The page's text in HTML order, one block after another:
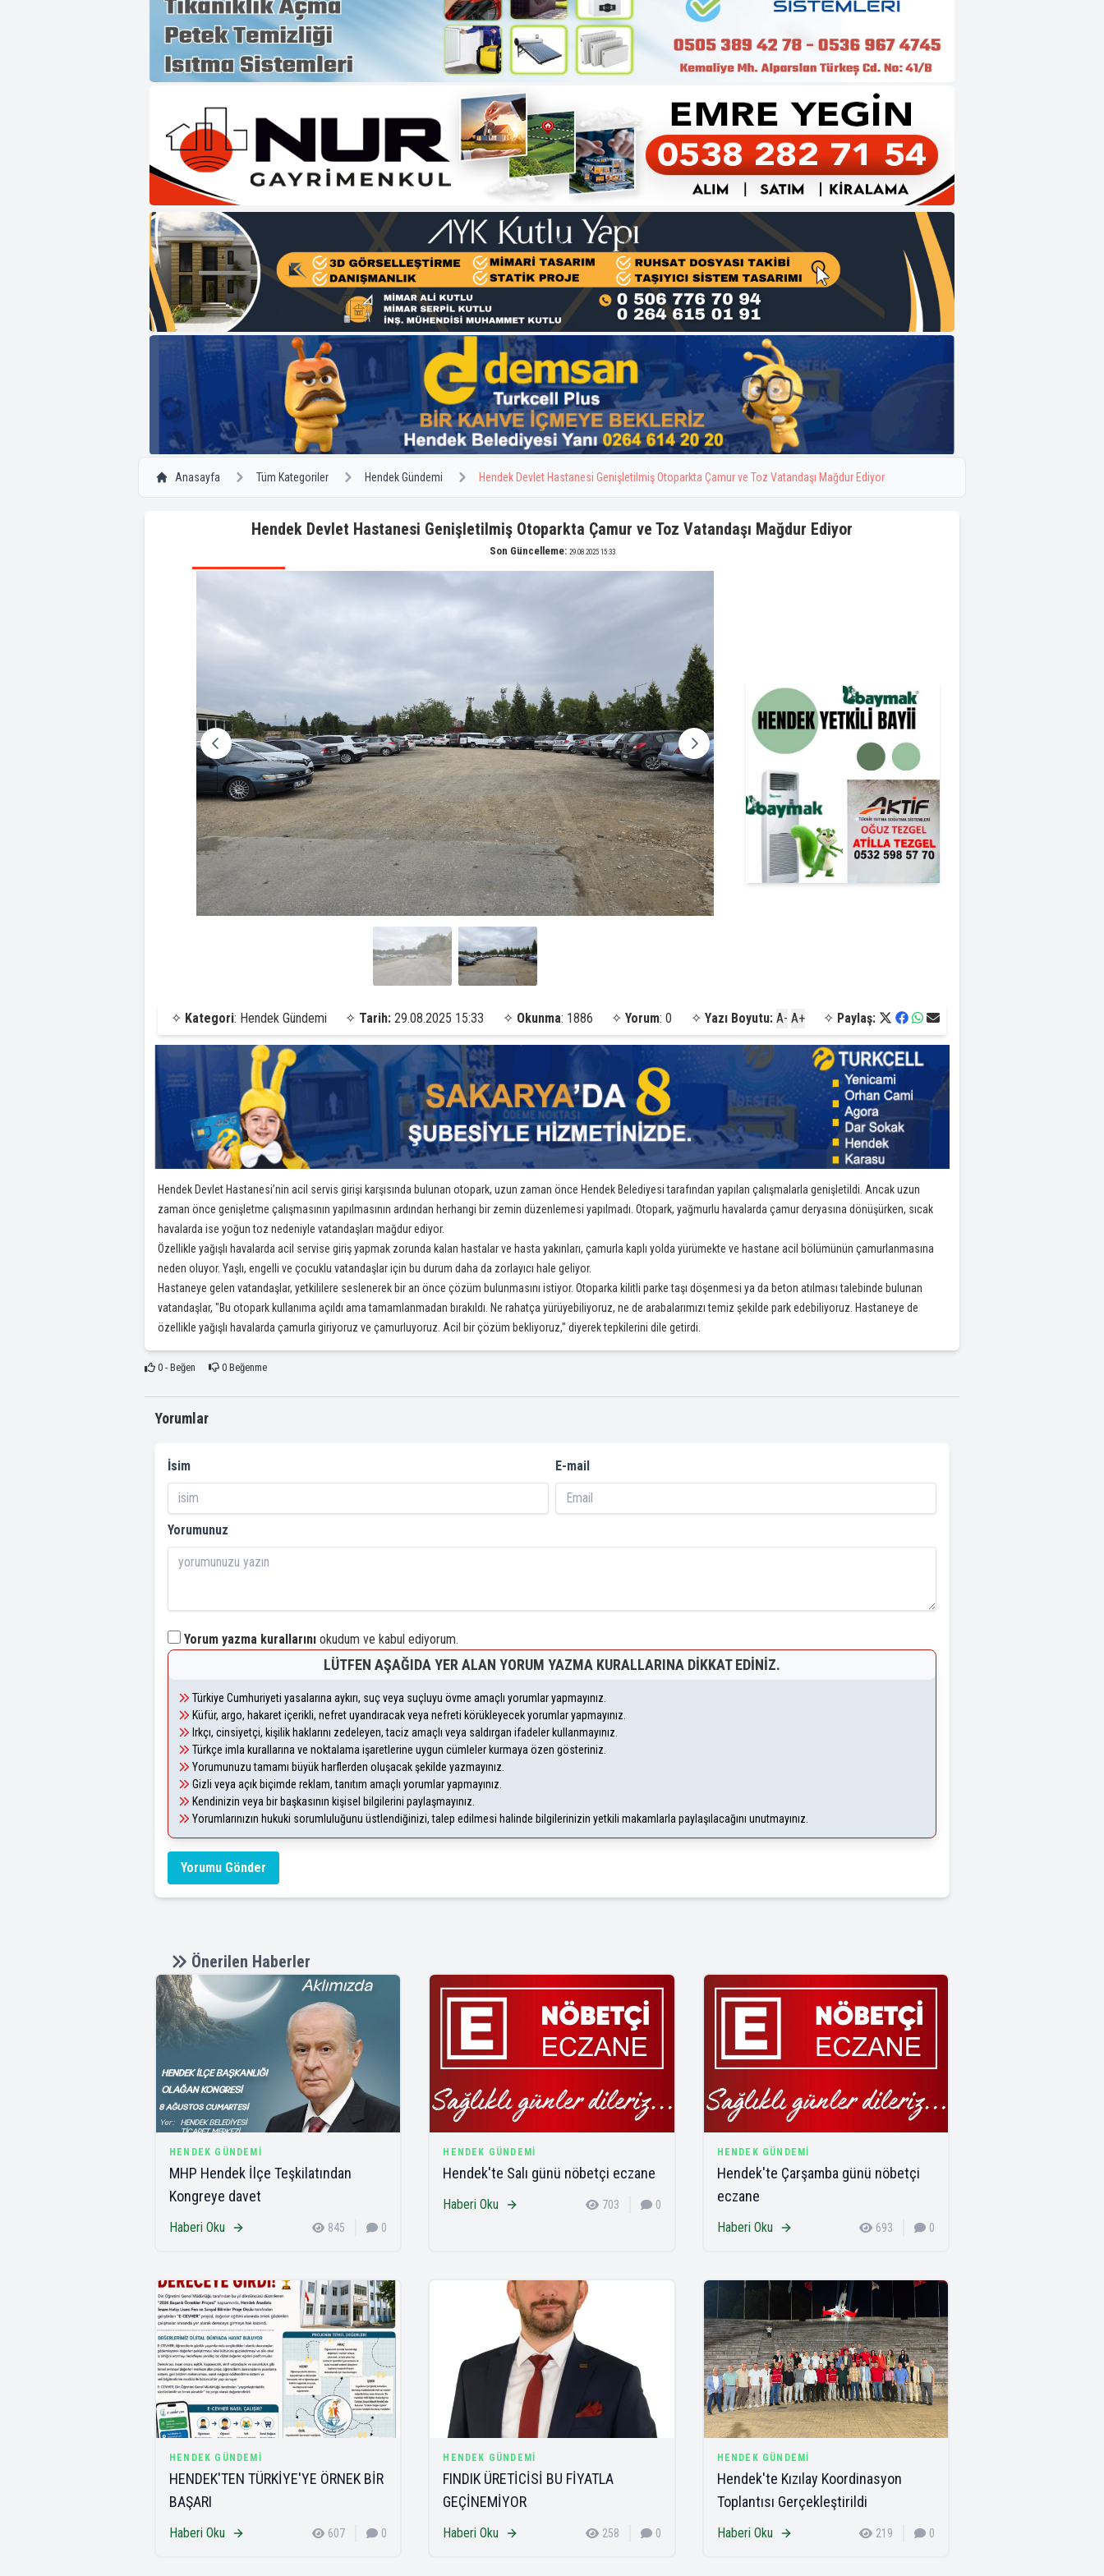
Anasayfa Tüm Kategoriler Hendek Gündemi Hendek Devlet Hastanesi Genişletilmiş Otoparkta Çamur ve Toz Vatandaşı Mağdur Ediyor
Hendek Devlet Hastanesi Genişletilmiş Otoparkta Çamur ve Toz Vatandaşı Mağdur Ediyor
Son Güncelleme: 29.08.2025 15:33
✧ Kategori: Hendek Gündemi ✧ Tarih: 29.08.2025 15:33 ✧ Okunma: 1886 ✧Yorum: 0 ✧ Yazı Boyutu: A- A+ ✧ Paylaş:
Hendek Devlet Hastanesi’nin acil servis girişi karşısında bulunan otopark, uzun zaman önce Hendek Belediyesi tarafından yapılan çalışmalarla genişletildi. Ancak uzun
zaman önce genişletme çalışmasının yapılmasının ardından herhangi bir zemin düzenlemesi yapılmadı. Otopark, yağmurlu havalarda çamur deryasına dönüşürken, sıcak
havalarda ise yoğun toz nedeniyle vatandaşları mağdur ediyor.
Özellikle yağışlı havalarda acil servise giriş yapmak zorunda kalan hastalar ve hasta yakınları, çamurla kaplı yolda yürümekte ve hastane acil bölümünün çamurlanmasına
neden oluyor. Yaşlı, engelli ve çocuklu vatandaşlar için bu durum daha da zorlayıcı hale geliyor.
Hastaneye gelen vatandaşlar, yetkililere seslenerek bir an önce çözüm bulunmasını istiyor. Otoparka kilitli parke taşı döşenmesi ya da beton atılması talebinde bulunan
vatandaşlar, "Bu otopark kullanıma açıldı ama tamamlanmadan bırakıldı. Ne rahatça yürüyebiliyoruz, ne de arabalarımızı temiz şekilde park edebiliyoruz. Hastaneye de
özellikle yağışlı havalarda çamurla giriyoruz ve çamurluyoruz. Acil bir çözüm bekliyoruz," diyerek tepkilerini dile getirdi.
0- Beğen 0Beğenme
Yorumlar
İsim E-mail
Yorumunuz
Yorum yazma kurallarını okudum ve kabul ediyorum.
LÜTFEN AŞAĞIDA YER ALAN YORUM YAZMA KURALLARINA DIKKAT EDINIZ.
Türkiye Cumhuriyeti yasalarına aykırı, suç veya suçluyu övme amaçlı yorumlar yapmayınız.
Küfür, argo, hakaret içerikli, nefret uyandıracak veya nefreti körükleyecek yorumlar yapmayınız.
Irkçı, cinsiyetçi, kişilik haklarını zedeleyen, taciz amaçlı veya saldırgan ifadeler kullanmayınız.
Türkçe imla kurallarına ve noktalama işaretlerine uygun cümleler kurmaya özen gösteriniz.
Yorumunuzu tamamı büyük harflerden oluşacak şekilde yazmayınız.
Gizli veya açık biçimde reklam, tanıtım amaçlı yorumlar yapmayınız.
Kendinizin veya bir başkasının kişisel bilgilerini paylaşmayınız.
Yorumlarınızın hukuki sorumluluğunu üstlendiğinizi, talep edilmesi halinde bilgilerinizin yetkili makamlarla paylaşılacağını unutmayınız.
Yorumu Gönder
Önerilen Haberler
HENDEK GÜNDEMI
MHP Hendek İlçe Teşkilatından
Kongreye davet
Haberi Oku 845 0
HENDEK GÜNDEMI
Hendek'te Salı günü nöbetçi eczane
Haberi Oku 703 0
HENDEK GÜNDEMI
Hendek'te Çarşamba günü nöbetçi
eczane
Haberi Oku 693 0
HENDEK GÜNDEMI
HENDEK'TEN TÜRKİYE'YE ÖRNEK BİR
BAŞARI
Haberi Oku 607 0
HENDEK GÜNDEMI
FINDIK ÜRETİCİSİ BU FİYATLA
GEÇİNEMİYOR
Haberi Oku 258 0
HENDEK GÜNDEMI
Hendek'te Kızılay Koordinasyon
Toplantısı Gerçekleştirildi
Haberi Oku 219 0